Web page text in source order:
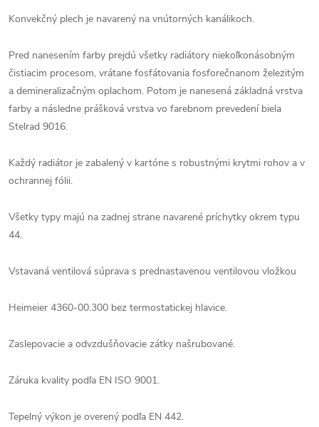
Konvekčný plech je navarený na vnútorných kanálikoch.
Pred nanesením farby prejdú všetky radiátory niekoľkonásobným
čistiacim procesom, vrátane fosfátovania fosforečnanom železitým
a demineralizačným oplachom. Potom je nanesená základná vrstva
farby a následne prášková vrstva vo farebnom prevedení biela
Stelrad 9016.
Každý radiátor je zabalený v kartóne s robustnými krytmi rohov a v
ochrannej fólii.
Všetky typy majú na zadnej strane navarené príchytky okrem typu
44.
Vstavaná ventilová súprava s prednastavenou ventilovou vložkou
Heimeier 4360-00.300 bez termostatickej hlavice.
Zaslepovacie a odvzdušňovacie zátky našrubované.
Záruka kvality podľa EN ISO 9001.
Tepelný výkon je overený podľa EN 442.